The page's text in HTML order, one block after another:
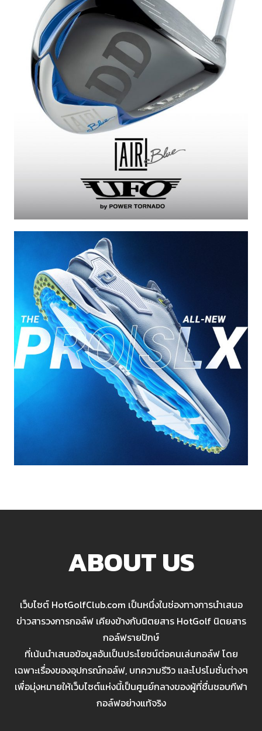
ABOUT US
เว็บไซต์ HotGolfClub.com เป็นหนึ่งในช่องทางการนำเสนอ
ข่าวสารวงการกอล์ฟ เคียงข้างกับนิตยสาร HotGolf นิตยสาร
กอล์ฟรายปักษ์
ที่เน้นนำเสนอข้อมูลอันเป็นประโยชน์ต่อคนเล่นกอล์ฟ โดย
เฉพาะเรื่องของอุปกรณ์กอล์ฟ, บทความรีวิว และโปรโมชั่นต่างๆ
เพื่อมุ่งหมายให้เว็บไซต์แห่งนี้เป็นศูนย์กลางของผู้ที่ชื่นชอบกีฬา
กอล์ฟอย่างแท้จริง